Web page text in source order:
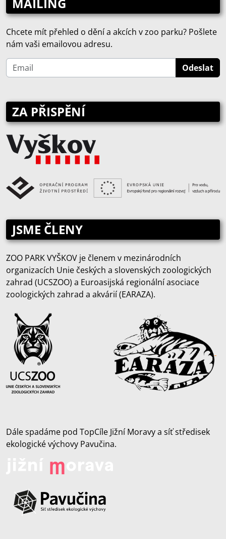
MAILING
Chcete mít přehled o dění a akcích v zoo parku? Pošlete
nám vaši emailovou adresu.
ZA PŘISPĚNÍ
JSME ČLENY
ZOO PARK VYŠKOV je členem v mezinárodních
organizacích Unie českých a slovenských zoologických
zahrad (UCSZOO) a Euroasijská regionální asociace
zoologických zahrad a akvárií (EARAZA).
Dále spadáme pod TopCíle Jižní Moravy a síť středisek
ekologické výchovy Pavučina.